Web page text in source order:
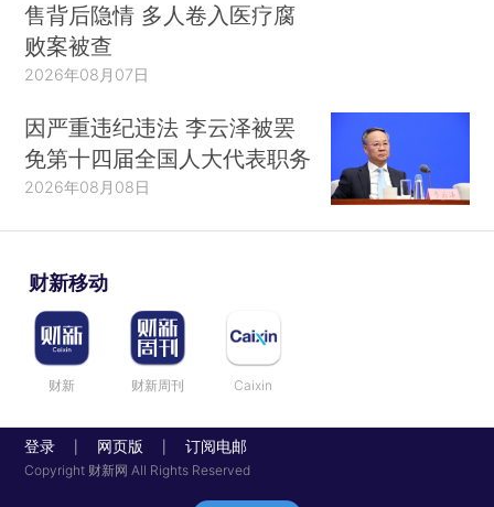
售背后隐情 多人卷入医疗腐
败案被查
2026年08月07日
因严重违纪违法 李云泽被罢
免第十四届全国人大代表职务
2026年08月08日
财新移动
财新 财新周刊 Caixin
登录 网页版 订阅电邮
Copyright 财新网 All Rights Reserved